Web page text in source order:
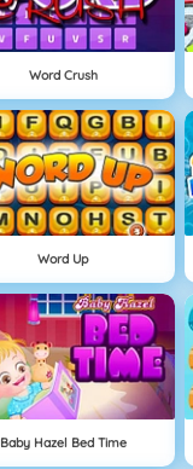
Word Crush
Word Up
Baby Hazel Bed Time